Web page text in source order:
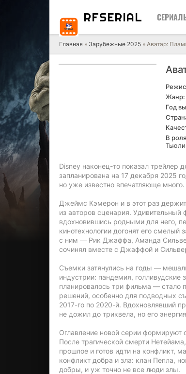
RFSERIAL
Главная » Зарубежные 2025 » Аватар:
Жанр:
Год
В
Disney наконец-то показал трейлер
запланирована на 17 декабря 2025
но уже известно впечатляюще много.
Джеймс Кэмерон и в этот раз
из авторов сценария.
вдохновившись родными для него,
кинотехнологии догонят его
с ним — Рик Джаффа, Аманда
сочинял вместе с Джаффой и
Съемки затянулись на годы —
индустрии: пандемия,
планировалось три фильма — стало
решений, особенно для подводных
2017-го по 2020-й. Вдохновлявший
не дожил до триквела, но его
Оглавление новой серии
После трагической смерти
прошлое и готов идти на конфликт,
конфликт добра и зла: клан Пепла,
добры, и уж точно не все люди злы.